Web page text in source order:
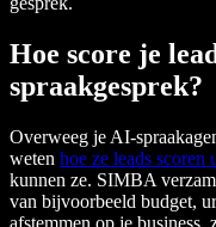
Hoe score je
spraakgesprek?
Overweeg je AI-
weten hoe ze leads scoren
kunnen ze. SIMBA
van bijvoorbeeld budget,
afstemmen op je business,